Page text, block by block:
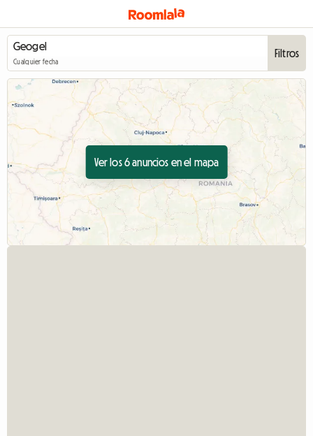
Cualquier fecha
Filtros
Ver los 6 anuncios en el mapa